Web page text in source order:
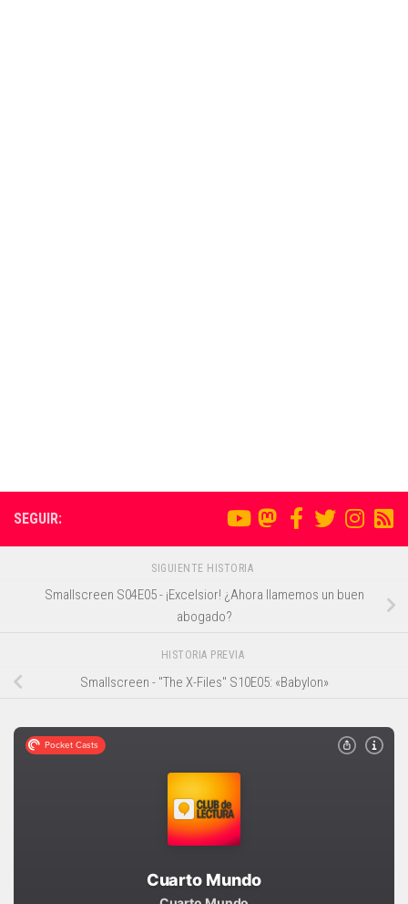
SEGUIR:
SIGUIENTE HISTORIA
Smallscreen S04E05 - ¡Excelsior! ¿Ahora llamemos un buen
abogado?
HISTORIA PREVIA
Smallscreen - "The X-Files" S10E05: «Babylon»